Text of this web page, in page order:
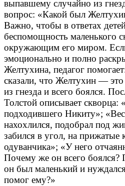
выпавшему случайно из
вопрос: «Какой был
Важно, чтобы в ответах
беспомощность маленького
окружающим его миром.
эмоционально и полно
Желтухина, педагог
сказали, что Желтухин —
из гнезда и всего боялся.
Толстой описывает скворца:
подходившего Никиту»;
нахохлился, подобрал под
забился в угол, на прижатые
одуванчика»; «У него
Почему же он всего боялся?
он был маленький и
помог ему?»